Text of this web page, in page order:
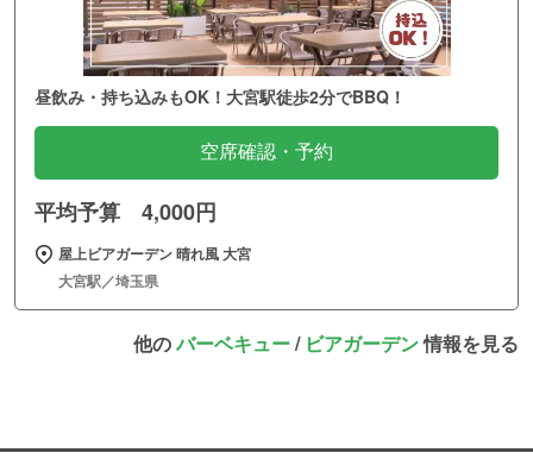
昼飲み・持ち込みもOK！大宮駅徒歩2分でBBQ！
空席確認・予約
平均予算 4,000円
屋上ビアガーデン 晴れ風 大宮
大宮駅／埼玉県
他のバーベキュー/ ビアガーデン情報を見る